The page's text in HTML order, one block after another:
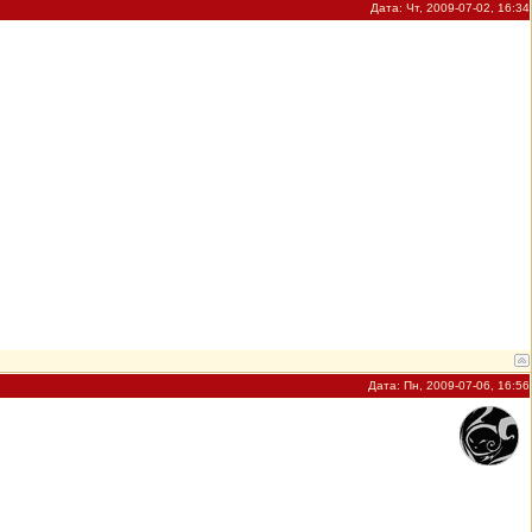
Дата: Чт, 2009-07-02, 16:34
Дата: Пн, 2009-07-06, 16:56